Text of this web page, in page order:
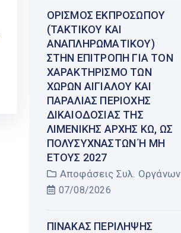
ΟΡΙΣΜΌΣ ΕΚΠΡΟΣΏΠΟΥ
(ΤΑΚΤΙΚΟΎ ΚΑΙ
ΑΝΑΠΛΗΡΩΜΑΤΙΚΟΎ)
ΣΤΗΝ ΕΠΙΤΡΟΠΉ ΓΙΑ ΤΟΝ
ΧΑΡΑΚΤΗΡΙΣΜΌ ΤΩΝ
ΧΏΡΩΝ ΑΙΓΙΑΛΟΎ ΚΑΙ
ΠΑΡΑΛΊΑΣ ΠΕΡΙΟΧΉΣ
ΔΙΚΑΙΟΔΟΣΊΑΣ ΤΗΣ
ΛΙΜΕΝΙΚΉΣ ΑΡΧΉΣ ΚΩ, ΩΣ
ΠΟΛΥΣΎΧΝΑΣΤΩΝ Ή ΜΗ Έ
ΤΟΥΣ 2027
Αποφάσεις Συλ. Οργάνων
07/08/2026
ΠΊΝΑΚΑΣ ΠΕΡΊΛΗΨΗΣ